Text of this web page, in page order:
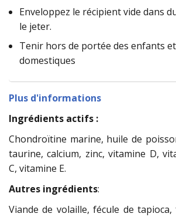
Enveloppez le récipient vide dans
le jeter.
Tenir hors de portée des enfants
domestiques
Plus d'informations
Ingrédients actifs :
Chondroïtine marine, huile de
taurine, calcium, zinc, vitamine D,
C, vitamine E.
Autres ingrédients:
Viande de volaille, fécule de